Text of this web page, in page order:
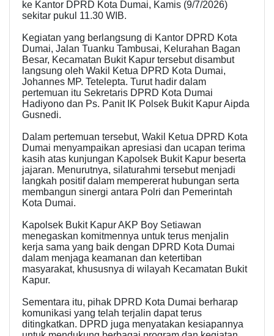
ke Kantor DPRD Kota Dumai, Kamis (9/7/2026)
sekitar pukul 11.30 WIB.
Kegiatan yang berlangsung di Kantor DPRD Kota
Dumai, Jalan Tuanku Tambusai, Kelurahan Bagan
Besar, Kecamatan Bukit Kapur tersebut disambut
langsung oleh Wakil Ketua DPRD Kota Dumai,
Johannes MP. Tetelepta. Turut hadir dalam
pertemuan itu Sekretaris DPRD Kota Dumai
Hadiyono dan Ps. Panit IK Polsek Bukit Kapur Aipda
Gusnedi.
Dalam pertemuan tersebut, Wakil Ketua DPRD Kota
Dumai menyampaikan apresiasi dan ucapan terima
kasih atas kunjungan Kapolsek Bukit Kapur beserta
jajaran. Menurutnya, silaturahmi tersebut menjadi
langkah positif dalam mempererat hubungan serta
membangun sinergi antara Polri dan Pemerintah
Kota Dumai.
Kapolsek Bukit Kapur AKP Boy Setiawan
menegaskan komitmennya untuk terus menjalin
kerja sama yang baik dengan DPRD Kota Dumai
dalam menjaga keamanan dan ketertiban
masyarakat, khususnya di wilayah Kecamatan Bukit
Kapur.
Sementara itu, pihak DPRD Kota Dumai berharap
komunikasi yang telah terjalin dapat terus
ditingkatkan. DPRD juga menyatakan kesiapannya